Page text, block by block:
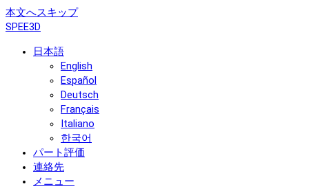
本文へスキップ
SPEE3D
日本語
English
Español
Deutsch
Français
Italiano
한국어
パート評価
連絡先
メニュー